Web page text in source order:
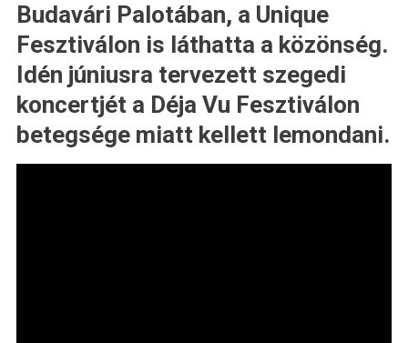
Budavári Palotában, a Unique
Fesztiválon is láthatta a közönség.
Idén júniusra tervezett szegedi
koncertjét a Déja Vu Fesztiválon
betegsége miatt kellett lemondani.